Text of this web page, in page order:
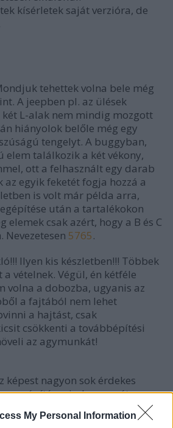
My Personal Information
kísérletek saját verzióra, de
tehettek volna bele még
A jeepben pl. az ülések
L-alak nem mindig mozgott
hiányolok belőle még egy
tengelyt. A buggyban,
elem találkozik a két vékony,
ott a felhasznált egy darab
az egyik feketét fogja hozzá a
is volt már példa arra,
után a tartalékokon
elemek csak azért, hogy a B és C
Nevezetesen 5765.
Ilyen kis készletben!!! Többek
a vételnek. Végül, én kétféle
volna a dobozba, ugyanis az
a fajtából nem lehet
a hajtást, csak
csökkenti a továbbépítési
az agymunkát!
képest nagyon sok érdekes
az építés minden percét
való foglalkozás nem ért véget
szerinti összerakása után,